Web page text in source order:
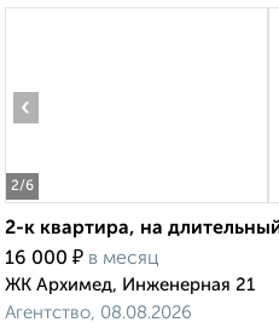
2/6
‹
2-к квартира, на
16 000 ₽ в месяц
ЖК Архимед, Инженерная 21
Агентство, 08.08.2026